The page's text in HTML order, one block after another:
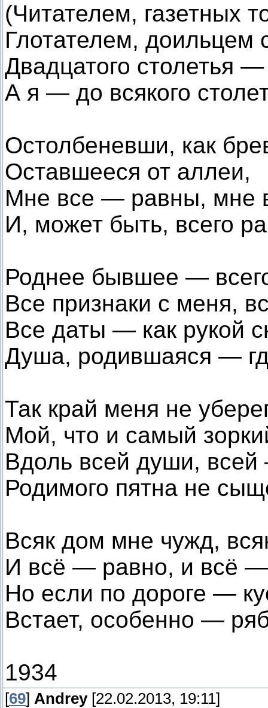
(Читателем, газетных
Глотателем, доильцем
Двадцатого столетья
А я — до всякого
Остолбеневши, как
Оставшееся от аллеи,
Мне все — равны, мне
И, может быть, всего
Роднее бывшее —
Все признаки с меня,
Все даты — как рукой
Душа, родившаяся —
Так край меня не
Мой, что и самый
Вдоль всей души,
Родимого пятна не
Всяк дом мне чужд,
И всё — равно, и всё
Но если по дороге —
Встает, особенно —
1934
[69] Andrey[22.02.2013, 19:11]